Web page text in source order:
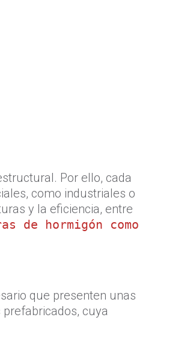
Por ello, cada
como industriales o
y la eficiencia, entre
de hormigón como
que presenten unas
cuya